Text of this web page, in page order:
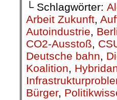
└ Schlagwörter:
Arbeit Zukunft,
Autoindustrie,
CO2-Ausstoß,
Deutsche bahn,
Koalition,
Bürger,